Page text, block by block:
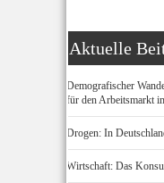
Aktuelle
Demografischer
für den Arbeitsmarkt
Drogen: In
Wirtschaft: Das